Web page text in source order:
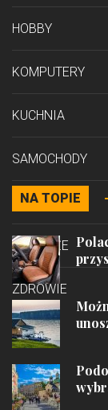
HOBBY
KOMPUTERY
KUCHNIA
SAMOCHODY
STYL
PODRÓŻE
ZDROWIE
NA TOPIE